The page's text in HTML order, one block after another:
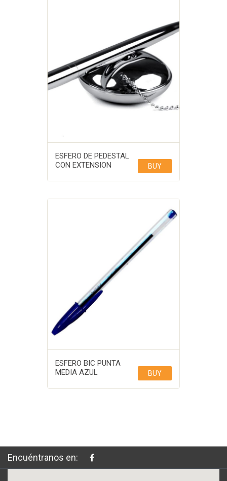
ESFERO DE PEDESTAL
CON EXTENSION
BUY
ESFERO BIC PUNTA
MEDIA AZUL
BUY
Encuéntranos en: